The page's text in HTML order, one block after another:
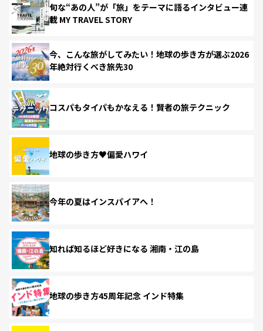
旬な“あの人”が「旅」をテーマに語るインタビュー連
載 MY TRAVEL STORY
今、こんな旅がしてみたい！地球の歩き方が選ぶ2026
年絶対行くべき旅先30
コスパもタイパもかなえる！賢者の旅テクニック
地球の歩き方♥偏愛ハワイ
今年の夏はインスパイアへ！
知れば知るほど好きになる 湘南・江の島
地球の歩き方45周年記念 インド特集